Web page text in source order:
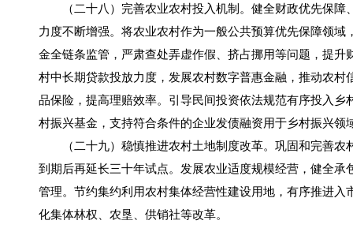
（二十八）完善农业农村投入机制。健全财政优先保障
力度不断增强。将农业农村作为一般公共预算优先保障领
金全链条监管，严肃查处弄虚作假、挤占挪用等问题，提
村中长期贷款投放力度，发展农村数字普惠金融，推动农
品保险，提高理赔效率。引导民间投资依法规范有序投入
村振兴基金，支持符合条件的企业发债融资用于乡村振兴领
（二十九）稳慎推进农村土地制度改革。巩固和完善农
到期后再延长三十年试点。发展农业适度规模经营，健全
管理。节约集约利用农村集体经营性建设用地，有序推进
化集体林权、农垦、供销社等改革。